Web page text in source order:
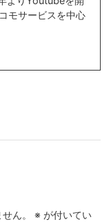
モサービスを中心
ん。 ※ が付いてい